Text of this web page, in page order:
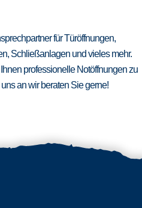
für Türöffnungen,
Schließanlagen und vieles mehr.
professionelle Notöffnungen zu
an wir beraten Sie gerne!